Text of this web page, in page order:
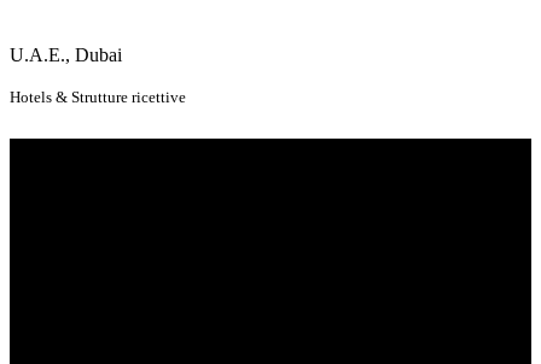
U.A.E., Dubai
Hotels & Strutture ricettive